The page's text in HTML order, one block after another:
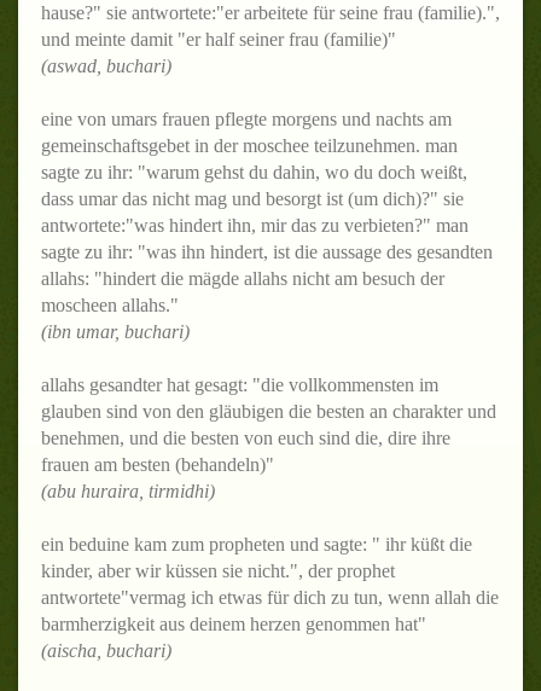
hause?" sie antwortete:"er arbeitete für seine frau (familie).",
und meinte damit "er half seiner frau (familie)"
(aswad, buchari)
eine von umars frauen pflegte morgens und nachts am
gemeinschaftsgebet in der moschee teilzunehmen. man
sagte zu ihr: "warum gehst du dahin, wo du doch weißt,
dass umar das nicht mag und besorgt ist (um dich)?" sie
antwortete:"was hindert ihn, mir das zu verbieten?" man
sagte zu ihr: "was ihn hindert, ist die aussage des gesandten
allahs: "hindert die mägde allahs nicht am besuch der
moscheen allahs."
(ibn umar, buchari)
allahs gesandter hat gesagt: "die vollkommensten im
glauben sind von den gläubigen die besten an charakter und
benehmen, und die besten von euch sind die, dire ihre
frauen am besten (behandeln)"
(abu huraira, tirmidhi)
ein beduine kam zum propheten und sagte: " ihr küßt die
kinder, aber wir küssen sie nicht.", der prophet
antwortete"vermag ich etwas für dich zu tun, wenn allah die
barmherzigkeit aus deinem herzen genommen hat"
(aischa, buchari)